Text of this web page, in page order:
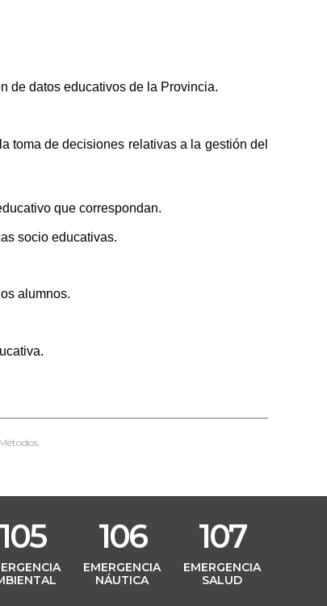
de datos educativos de la Provincia.
toma de decisiones relativas a la gestión del
que correspondan.
socio educativas.
alumnos.
105 106
EMERGENCIA
NÁUTICA
107
EMERGENCIA
SALUD